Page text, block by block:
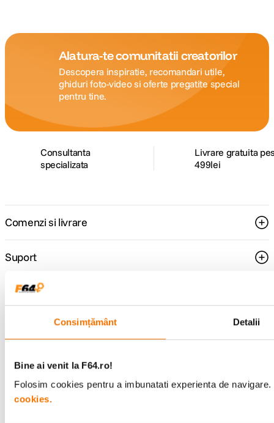
Consimțământ Detalii
Bine ai venit la F64.ro!
Folosim cookies pentru a imbunatati experienta de
cookies.
Alatura-te comunitatii creatorilor
Descopera inspiratie, recomandari utile,
ghiduri foto-video si oferte pregatite special
pentru tine.
Consultanta
specializata
Livrare gratuita
499lei
Comenzi si livrare
Suport
Service si garantii
F64 Studio
Urmareste-ne